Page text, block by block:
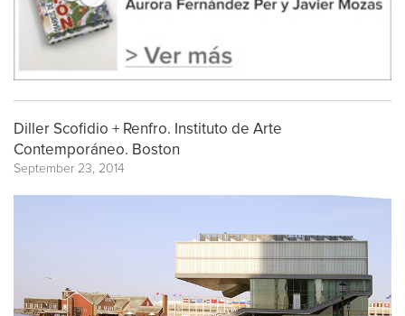
Diller Scofidio + Renfro. Instituto de Arte
Contemporáneo. Boston
September 23, 2014